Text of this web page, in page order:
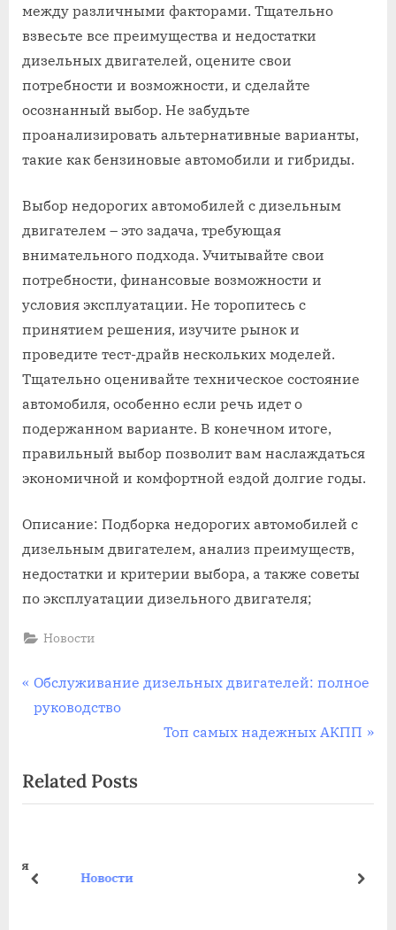
между различными факторами. Тщательно
взвесьте все преимущества и недостатки
дизельных двигателей, оцените свои
потребности и возможности, и сделайте
осознанный выбор. Не забудьте
проанализировать альтернативные варианты,
такие как бензиновые автомобили и гибриды.
Выбор недорогих автомобилей с дизельным
двигателем – это задача, требующая
внимательного подхода. Учитывайте свои
потребности, финансовые возможности и
условия эксплуатации. Не торопитесь с
принятием решения, изучите рынок и
проведите тест-драйв нескольких моделей.
Тщательно оценивайте техническое состояние
автомобиля, особенно если речь идет о
подержанном варианте. В конечном итоге,
правильный выбор позволит вам наслаждаться
экономичной и комфортной ездой долгие годы.
Описание: Подборка недорогих автомобилей с
дизельным двигателем, анализ преимуществ,
недостатки и критерии выбора, а также советы
по эксплуатации дизельного двигателя;
Новости
Навигация
по
P
r
i
o
P
Обслуживание дизельных двигателей: полное
руководство
N
t
Топ самых надежных АКПП
Related Posts
Новости
prev next